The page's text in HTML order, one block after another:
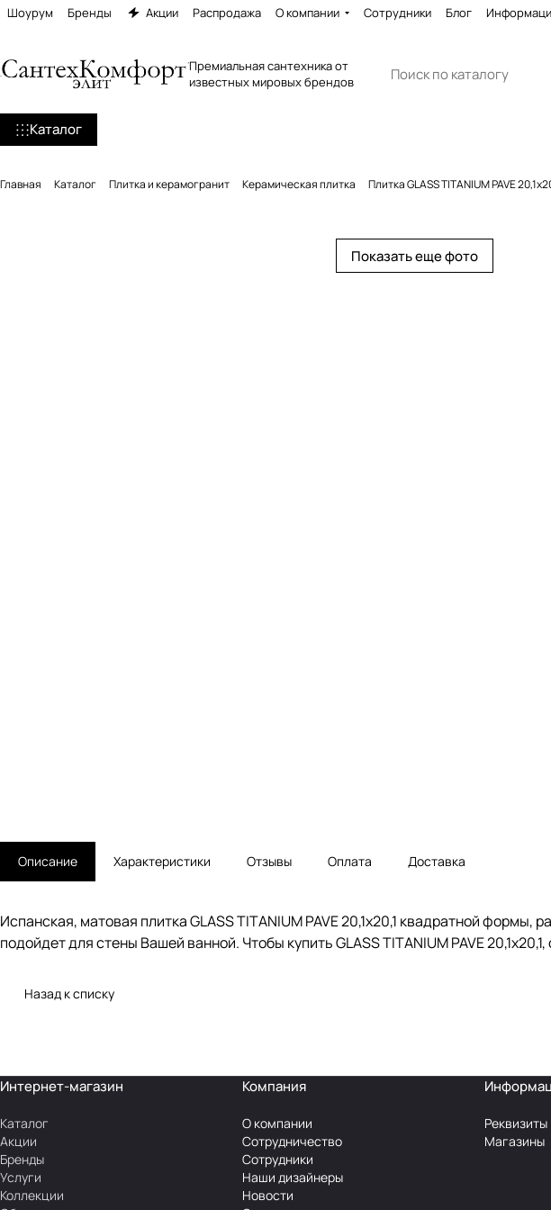
Шоурум Бренды Акции Распродажа О компании Сотрудники Блог
Премиальная сантехника от
известных мировых брендов
Каталог
Главная Каталог Плитка и керамогранит Керамическая плитка Плитка GLASS TITANIUM PAVE
Показать еще фото
Описание Характеристики Отзывы Оплата Доставка
Испанская, матовая плитка GLASS TITANIUM PAVE 20,1x20,1 квадратной
подойдет для стены Вашей ванной. Чтобы купить GLASS TITANIUM PAVE
Назад к списку
Интернет-магазин
Каталог
Акции
Бренды
Услуги
Коллекции
Компания
О компании
Сотрудничество
Сотрудники
Наши дизайнеры
Новости
Реквизиты
Магазины